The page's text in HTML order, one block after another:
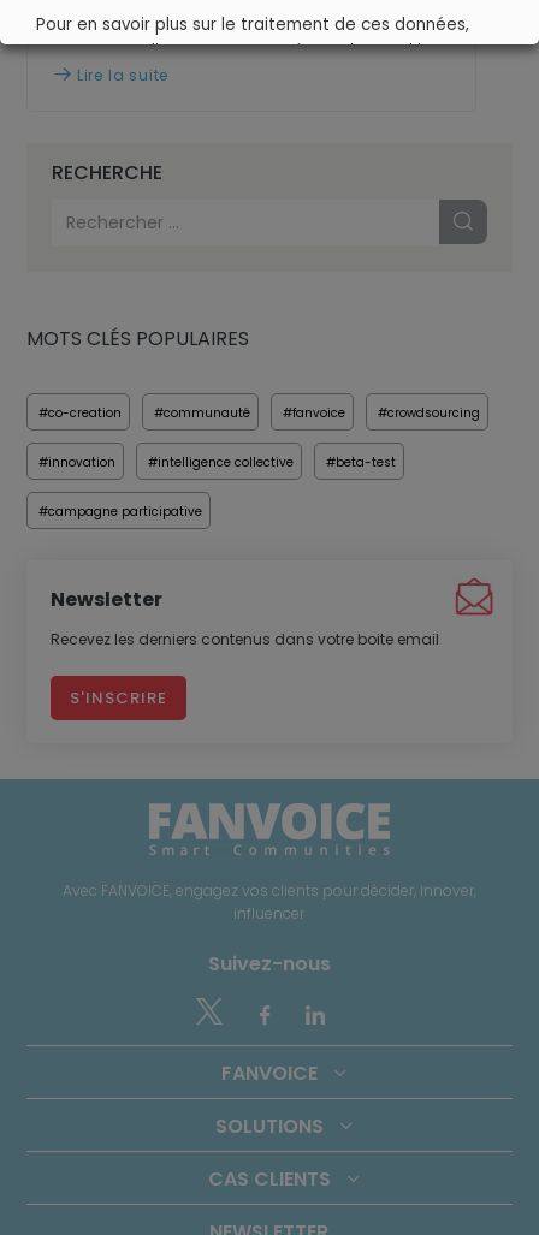
 Lire la suite
RECHERCHE
MOTS CLÉS POPULAIRES
#co-creation #communauté #fanvoice #crowdsourcing
#innovation #intelligence collective #beta-test
#campagne participative
Newsletter
Recevez les derniers contenus dans votre boite email
S'INSCRIRE
Avec FANVOICE, engagez vos clients pour décider, innover,
influencer
Suivez-nous
 
FANVOICE
SOLUTIONS
CAS CLIENTS
Pour en savoir plus sur le traitement de ces données,
vous pouvez cliquer sur « Paramètres des cookies».
page du site.
Accepter tout